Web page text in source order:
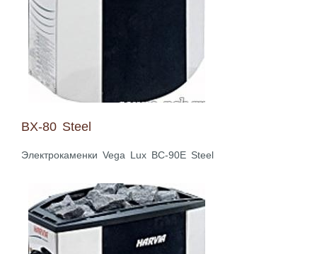
BX-80 Steel
Электрокаменки Vega Lux BC-90E Steel